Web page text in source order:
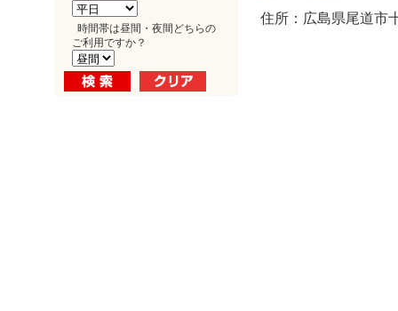
時間帯は昼間・夜間どちらの
ご利用ですか？
住所：広島県尾道市